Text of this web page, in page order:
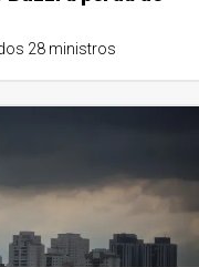
28 ministros